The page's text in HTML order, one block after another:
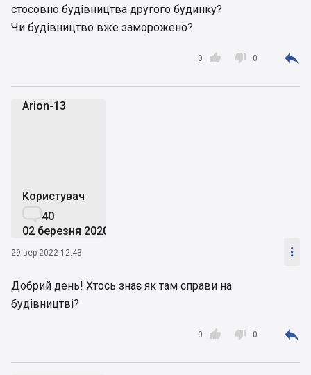
стосовно будівництва другого будинку?
Чи будівництво вже заморожено?

0  0 
Arion-13
Користувач
40
02 березня 2020
29 вер 2022 12:43 
Добрий день! Хтось знає як там справи на
будівництві?

0  0 